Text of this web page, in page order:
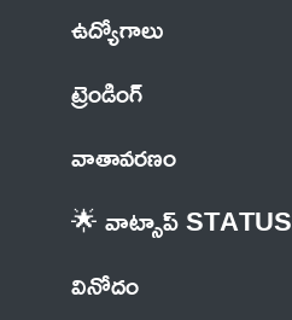
ఉద్యోగాలు
ట్రెండింగ్
వాతావరణం
🌟 వాట్సాప్ STATUS
వినోదం